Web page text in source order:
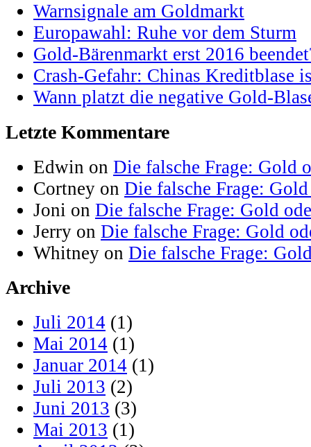
Warnsignale am Goldmarkt
Europawahl: Ruhe vor dem Sturm
Gold-Bärenmarkt erst 2016
Crash-Gefahr: Chinas Kreditblase
Wann platzt die negative Gold-
Letzte Kommentare
Edwin on Die falsche Frage: Gold
Cortney on Die falsche Frage:
Joni on Die falsche Frage: Gold
Jerry on Die falsche Frage: Gold
Whitney on Die falsche Frage:
Archive
Juli 2014 (1)
Mai 2014 (1)
Januar 2014 (1)
Juli 2013 (2)
Juni 2013 (3)
Mai 2013 (1)